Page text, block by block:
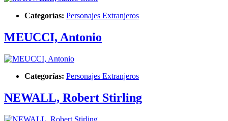
Categorías: Personajes Extranjeros
MEUCCI, Antonio
Categorías: Personajes Extranjeros
NEWALL, Robert Stirling